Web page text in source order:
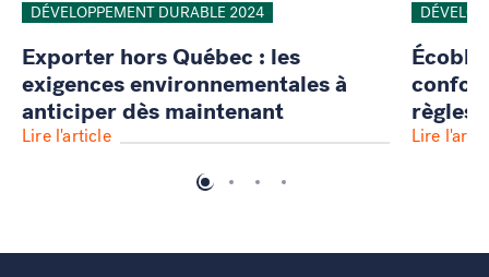
DÉVELOPPEMENT DURABLE 2024
Exporter hors Québec : les
exigences environnementales à
anticiper dès maintenant
Lire l'article
règles
Lire